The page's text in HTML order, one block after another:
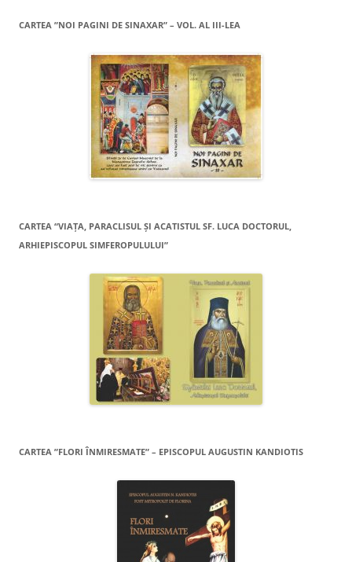
CARTEA ”NOI PAGINI DE SINAXAR” – VOL. AL III-LEA
CARTEA “VIAŢA, PARACLISUL ŞI ACATISTUL SF. LUCA DOCTORUL,
ARHIEPISCOPUL SIMFEROPULULUI”
CARTEA ”FLORI ÎNMIRESMATE” – EPISCOPUL AUGUSTIN KANDIOTIS